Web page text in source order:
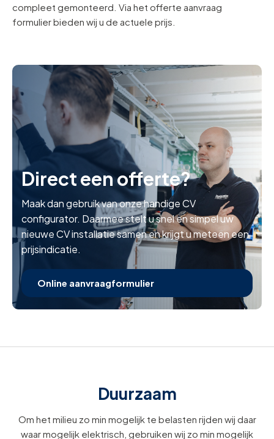
compleet gemonteerd. Via het offerte aanvraag
formulier bieden wij u de actuele prijs.
Direct een offerte?
Maak dan gebruik van onze handige CV
configurator. Daarmee stelt u snel en simpel uw
nieuwe CV installatie samen en krijgt u meteen een
prijsindicatie.
Online aanvraagformulier
Duurzaam
Om het milieu zo min mogelijk te belasten rijden wij daar
waar mogelijk elektrisch, gebruiken wij zo min mogelijk